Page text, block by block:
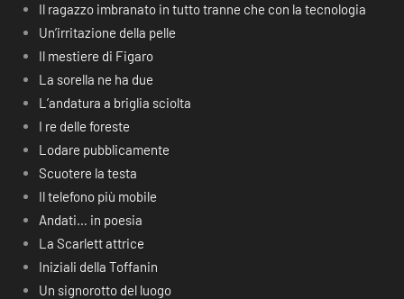
Il ragazzo imbranato in tutto tranne che con la tecnologia
Un’irritazione della pelle
Il mestiere di Figaro
La sorella ne ha due
L’andatura a briglia sciolta
I re delle foreste
Lodare pubblicamente
Scuotere la testa
Il telefono più mobile
Andati… in poesia
La Scarlett attrice
Iniziali della Toffanin
Un signorotto del luogo